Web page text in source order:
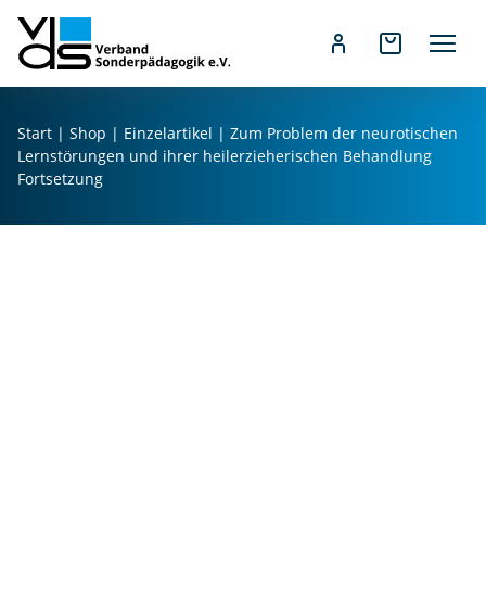
h
Start | Shop | Einzelartikel | Zum Problem der neurotischen
Lernstörungen und ihrer heilerzieherischen Behandlung
Fortsetzung